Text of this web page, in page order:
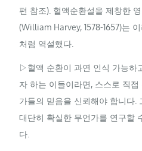
편 참조). 혈액순환설을 제창한
(William Harvey, 1578-1657)는
처럼 역설했다.
▷혈액 순환이 과연 인식 가능하
자 하는 이들이라면, 스스로 직
가들의 믿음을 신뢰해야 합니다.
대단히 확실한 무언가를 연구할
다.